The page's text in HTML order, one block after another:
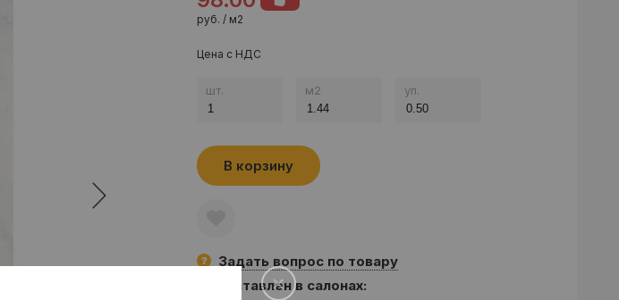
руб. / м2
Цена с НДС
шт. м2 уп.
В корзину
Задать вопрос по товару
Представлен в салонах: